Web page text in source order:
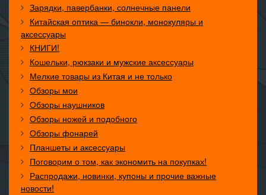
Зарядки, павербанки, солнечные панели
Китайская оптика — бинокли, монокуляры и
аксессуары
КНИГИ!
Кошельки, рюкзаки и мужские аксессуары
Мелкие товары из Китая и не только
Обзоры мои
Обзоры наушников
Обзоры ножей и подобного
Обзоры фонарей
Планшеты и аксессуары
Поговорим о том, как экономить на покупках!
Распродажи, новинки, купоны и прочие важные
новости!